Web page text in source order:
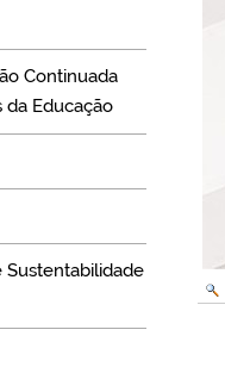
Continuada
da Educação